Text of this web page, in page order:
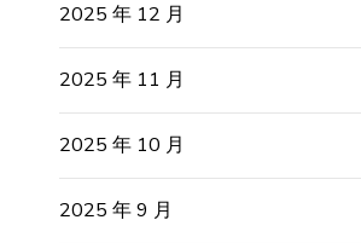
2025 年 12 月
2025 年 11 月
2025 年 10 月
2025 年 9 月